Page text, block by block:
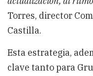
Torres, director
Castilla.
Esta estrategia,
clave tanto para